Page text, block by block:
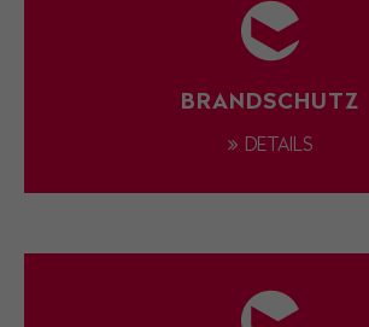
BRANDSCHUTZ
DETAILS